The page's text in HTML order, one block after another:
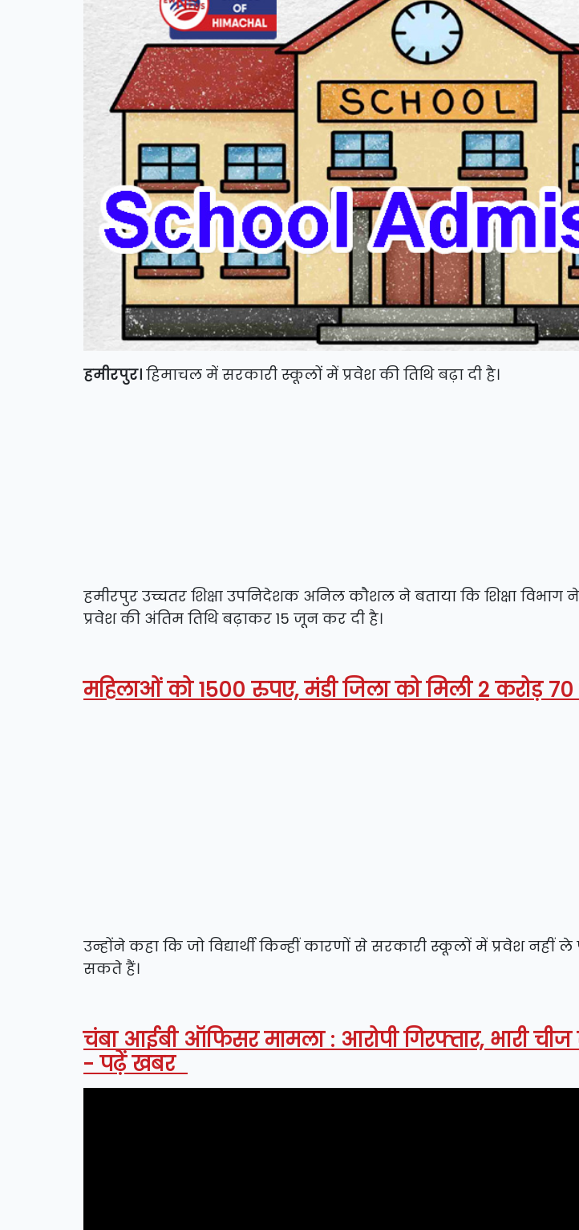
हमीरपुर। हिमाचल में सरकारी स्कूलों में प्रवेश की तिथि बढ़ा दी है।
हमीरपुर उच्चतर शिक्षा उपनिदेशक अनिल कौशल ने बताया कि शिक्षा
प्रवेश की अंतिम तिथि बढ़ाकर 15 जून कर दी है।
महिलाओं को 1500 रुपए, मंडी जिला को मिली 2 करोड़
उन्होंने कहा कि जो विद्यार्थी किन्हीं कारणों से सरकारी स्कूलों में प्रवेश नहीं
सकते हैं।
चंबा आईबी ऑफिसर मामला : आरोपी गिरफ्तार, भारी
- पढ़ें खबर